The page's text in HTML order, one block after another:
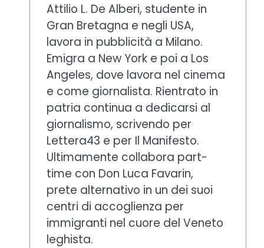
Attilio L. De Alberi, studente in
Gran Bretagna e negli USA,
lavora in pubblicità a Milano.
Emigra a New York e poi a Los
Angeles, dove lavora nel cinema
e come giornalista. Rientrato in
patria continua a dedicarsi al
giornalismo, scrivendo per
Lettera43 e per Il Manifesto.
Ultimamente collabora part-
time con Don Luca Favarin,
prete alternativo in un dei suoi
centri di accoglienza per
immigranti nel cuore del Veneto
leghista.